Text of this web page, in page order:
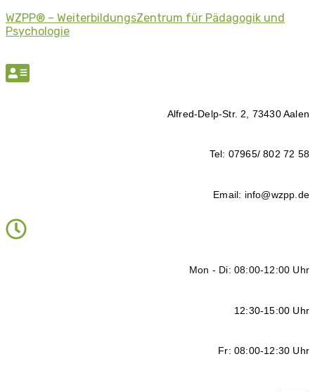
WZPP® – WeiterbildungsZentrum für Pädagogik und
Psychologie
Alfred-Delp-Str. 2, 73430 Aalen
Tel: 07965/ 802 72 58
Email: info@wzpp.de
Mon - Di: 08:00-12:00 Uhr
12:30-15:00 Uhr
Fr: 08:00-12:30 Uhr